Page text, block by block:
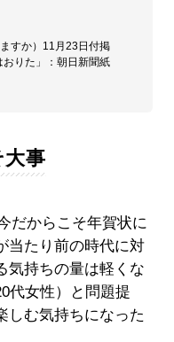
すか）11月23日付掲
りた」：朝日新聞紙
事
だからこそ年賀状に
当たり前の時代に対
気持ちの量は軽くな
代女性）と問題提
しむ気持ちになった